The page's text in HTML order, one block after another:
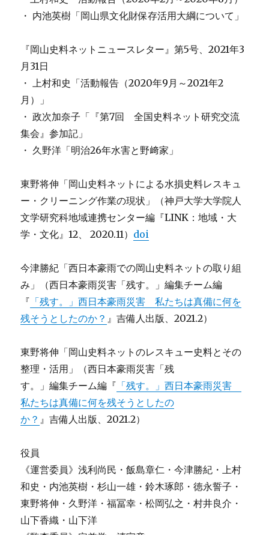
・ 内池英樹「岡山県文化財保存活用大綱について」
『岡山史料ネットニュースレター』第5号、2021年3
月31日
・ 上村和史「活動報告（2020年9月～2021年2
月）」
・ 政次加奈子「『第7回 全国史料ネット研究交流
集会』参加記」
・ 久野洋「明治26年水害と野﨑家」
東野将伸「岡山史料ネットによる水損史料レスキュ
ー・クリーニング作業の現状」（神戸大学大学院人
文学研究科地域連携センター編『LINK：地域・大
学・文化』12、 2020.11） doi
今津勝紀「西日本豪雨での岡山史料ネットの取り組
み」（西日本豪雨災害「残す。」編集チーム編
『 「残す。」西日本豪雨災害 私たちは真備に何を
残そうとしたのか？ 』吉備人出版、2021.2）
東野将伸「岡山史料ネットのレスキュー史料とその
整理・活用」（西日本豪雨災害「残
す。」編集チーム編『 「残す。」西日本豪雨災害
私たちは真備に何を残そうとしたの
か？ 』吉備人出版、2021.2）
役員
《運営委員》浅利尚民・飯島章仁・今津勝紀・上村
和史・内池英樹・杉山一雄・鈴木琢郎・徳永誓子・
東野将伸・久野洋・福冨幸・松岡弘之・村井良介・
山下香織・山下洋